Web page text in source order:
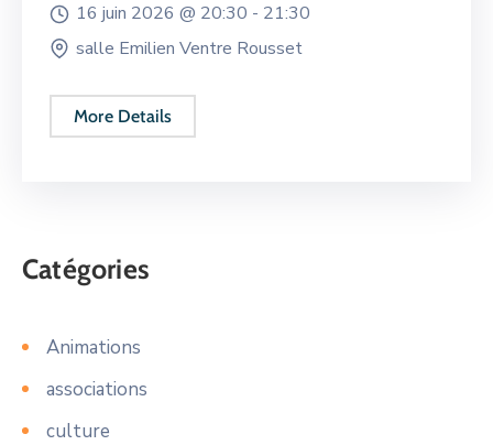
16 juin 2026 @ 20:30 - 21:30
salle Emilien Ventre Rousset
More Details
Catégories
Animations
associations
culture